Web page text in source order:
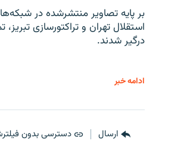
بر پایه تصاویر منتشرشده در
استقلال تهران و تراکتورسازی
درگیر شدند.
ادامه خبر
ارسال دسترسی بدون